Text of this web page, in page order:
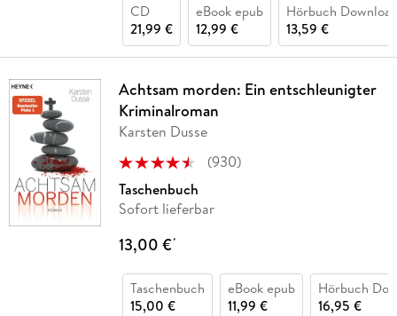
CD
21,99 €
eBook epub
12,99 €
Hörbuch Download
13,59 €
Achtsam morden: Ein entschleunigter
Kriminalroman
Karsten Dusse
(930)
Taschenbuch
Sofort lieferbar
13,00 €*
Taschenbuch
15,00 €
eBook epub
11,99 €
Hörbuch
16,95 €